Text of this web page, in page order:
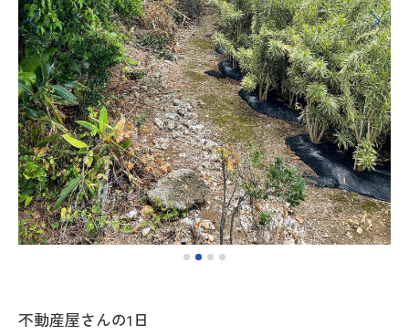
不動産屋さんの1日